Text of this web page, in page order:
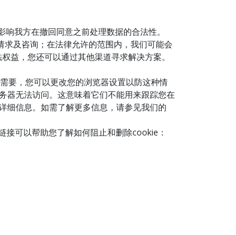
我方在撤回同意之前处理数据的合法性。
求及咨询；在法律允许的范围内，我们可能会
益，您还可以通过其他渠道寻求解决方案。
要，您可以更改您的浏览器设置以防这种情
器无法访问。这意味着它们不能用来跟踪您在
细信息。如需了解更多信息，请参见我们的
可以帮助您了解如何阻止和删除cookie：